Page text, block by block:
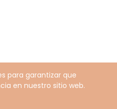
para garantizar que
en nuestro sitio web.